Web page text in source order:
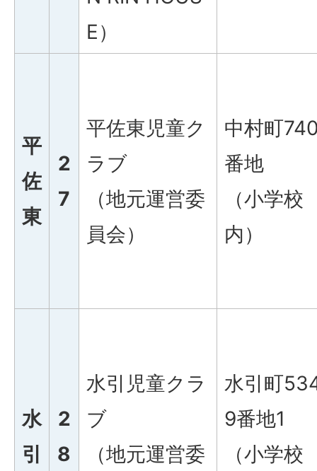
E）
平
佐
東
2
7
平佐東児童ク
ラブ
（地元運営委
員会）
中村町
番地
（小学校
内）
水
引
2
8
水引児童クラ
ブ
（地元運営委
水引町
9番地1
（小学校